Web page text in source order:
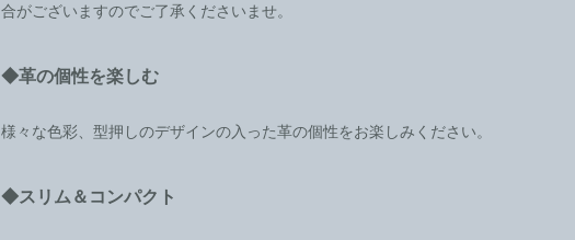
合がございますのでご了承くださいませ。
◆革の個性を楽しむ
様々な色彩、型押しのデザインの入った革の個性をお楽しみください。
◆スリム＆コンパクト